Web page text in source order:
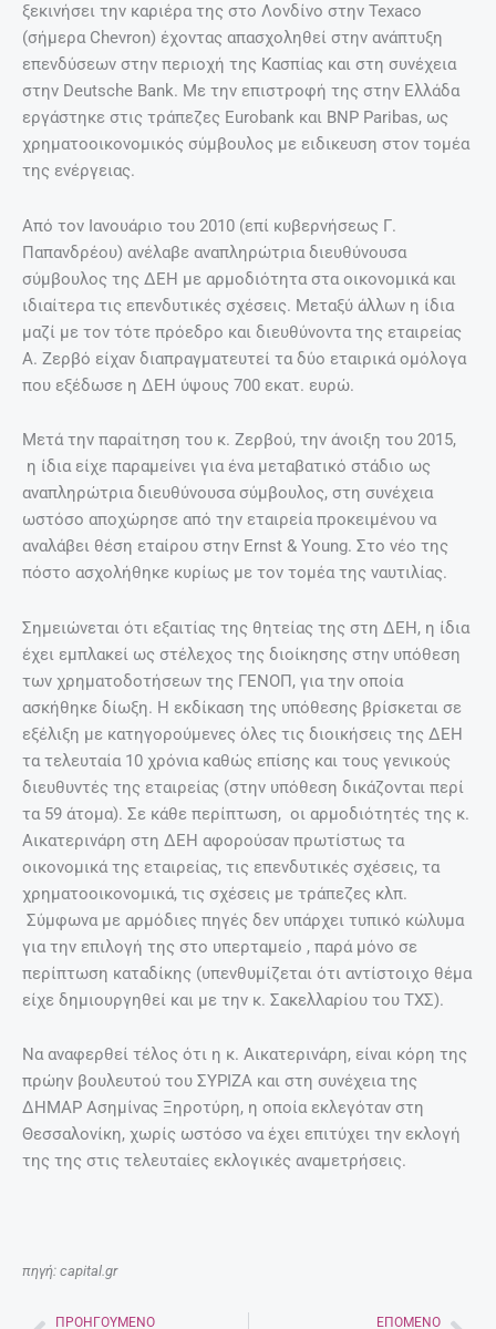
ξεκινήσει την καριέρα της στο Λονδίνο στην Texaco
(σήμερα Chevron) έχοντας απασχοληθεί στην ανάπτυξη
επενδύσεων στην περιοχή της Κασπίας και στη συνέχεια
στην Deutsche Bank. Με την επιστροφή της στην Ελλάδα
εργάστηκε στις τράπεζες Eurobank και BNP Paribas, ως
χρηματοοικονομικός σύμβουλος με ειδικευση στον τομέα
της ενέργειας.
Από τον Ιανουάριο του 2010 (επί κυβερνήσεως Γ.
Παπανδρέου) ανέλαβε αναπληρώτρια διευθύνουσα
σύμβουλος της ΔΕΗ με αρμοδιότητα στα οικονομικά και
ιδιαίτερα τις επενδυτικές σχέσεις. Μεταξύ άλλων η ίδια
μαζί με τον τότε πρόεδρο και διευθύνοντα της εταιρείας
Α. Ζερβό είχαν διαπραγματευτεί τα δύο εταιρικά ομόλογα
που εξέδωσε η ΔΕΗ ύψους 700 εκατ. ευρώ.
Μετά την παραίτηση του κ. Ζερβού, την άνοιξη του 2015,
η ίδια είχε παραμείνει για ένα μεταβατικό στάδιο ως
αναπληρώτρια διευθύνουσα σύμβουλος, στη συνέχεια
ωστόσο αποχώρησε από την εταιρεία προκειμένου να
αναλάβει θέση εταίρου στην Ernst & Young. Στο νέο της
πόστο ασχολήθηκε κυρίως με τον τομέα της ναυτιλίας.
Σημειώνεται ότι εξαιτίας της θητείας της στη ΔΕΗ, η ίδια
έχει εμπλακεί ως στέλεχος της διοίκησης στην υπόθεση
των χρηματοδοτήσεων της ΓΕΝΟΠ, για την οποία
ασκήθηκε δίωξη. Η εκδίκαση της υπόθεσης βρίσκεται σε
εξέλιξη με κατηγορούμενες όλες τις διοικήσεις της ΔΕΗ
τα τελευταία 10 χρόνια καθώς επίσης και τους γενικούς
διευθυντές της εταιρείας (στην υπόθεση δικάζονται περί
τα 59 άτομα). Σε κάθε περίπτωση, οι αρμοδιότητές της κ.
Αικατερινάρη στη ΔΕΗ αφορούσαν πρωτίστως τα
οικονομικά της εταιρείας, τις επενδυτικές σχέσεις, τα
χρηματοοικονομικά, τις σχέσεις με τράπεζες κλπ.
Σύμφωνα με αρμόδιες πηγές δεν υπάρχει τυπικό κώλυμα
για την επιλογή της στο υπερταμείο , παρά μόνο σε
περίπτωση καταδίκης (υπενθυμίζεται ότι αντίστοιχο θέμα
είχε δημιουργηθεί και με την κ. Σακελλαρίου του ΤΧΣ).
Να αναφερθεί τέλος ότι η κ. Αικατερινάρη, είναι κόρη της
πρώην βουλευτού του ΣΥΡΙΖΑ και στη συνέχεια της
ΔΗΜΑΡ Ασημίνας Ξηροτύρη, η οποία εκλεγόταν στη
Θεσσαλονίκη, χωρίς ωστόσο να έχει επιτύχει την εκλογή
της της στις τελευταίες εκλογικές αναμετρήσεις.
πηγή: capital.gr
ΠΡΟΗΓΟΎΜΕΝΟ ΕΠΌΜΕΝΟ